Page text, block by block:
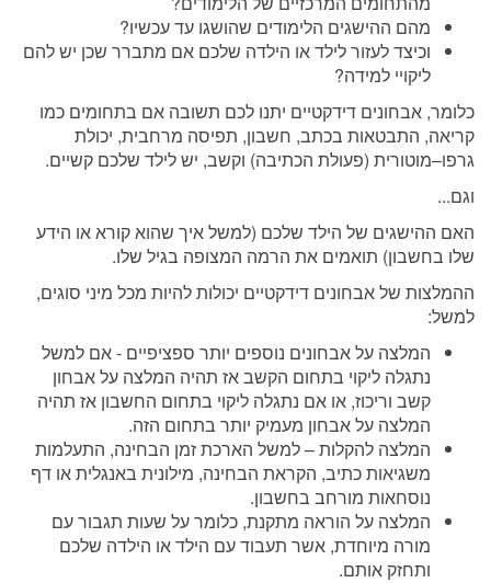
מהם ההישגים הלימודים שהושגו עד עכשיו?
וכיצד לעזור לילד או הילדה שלכם אם מתברר שכן יש להם
ליקויי למידה?
כלומר, אבחונים דידקטיים יתנו לכם תשובה אם בתחומים כמו
קריאה, התבטאות בכתב, חשבון, תפיסה מרחבית, יכולת
גרפו–מוטורית (פעולת הכתיבה) וקשב, יש לילד שלכם קשיים.
וגם...
האם ההישגים של הילד שלכם (למשל איך שהוא קורא או הידע
שלו בחשבון) תואמים את הרמה המצופה בגיל שלו.
ההמלצות של אבחונים דידקטיים יכולות להיות מכל מיני סוגים,
למשל:
המלצה על אבחונים נוספים יותר ספציפיים - אם למשל
נתגלה ליקוי בתחום הקשב אז תהיה המלצה על אבחון
קשב וריכוז, או אם נתגלה ליקוי בתחום החשבון אז תהיה
המלצה על אבחון מעמיק יותר בתחום הזה.
המלצה להקלות – למשל הארכת זמן הבחינה, התעלמות
משגיאות כתיב, הקראת הבחינה, מילונית באנגלית או דף
נוסחאות מורחב בחשבון.
המלצה על הוראה מתקנת, כלומר על שעות תגבור עם
מורה מיוחדת, אשר תעבוד עם הילד או הילדה שלכם
ותחזק אותם.